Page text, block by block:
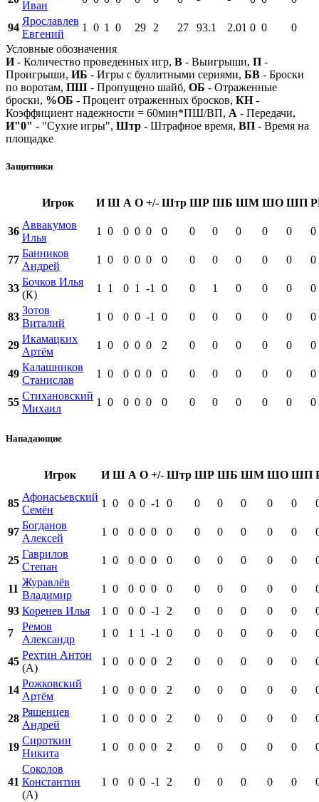
Иван
94
Ярославлев
Евгений
1 0 1 0 29 2 27 93.1 2.01 0 0
0
Условные обозначения
И- Количество проведенных игр, В - Выигрыши, П -
Проигрыши, ИБ - Игры с буллитными сериями, БВ - Броски
по воротам, ПШ - Пропущено шайб, ОБ - Отраженные
броски, %ОБ - Процент отраженных бросков, КН-
Коэффициент надежности = 60мин*ПШ/ВП, А - Передачи,
И"0" - "Сухие игры", Штр - Штрафное время, ВП - Время на
площадке
Защитники
Игрок И Ш А О +/- Штр ШР ШБ ШМ ШО ШП
36
Аввакумов
Илья
1 0 0 0 0 0 0 0 0 0 0 0
77
Банников
Андрей
1 0 0 0 0 0 0 0 0 0 0 0
33
Бочков Илья
(К)
1 1 0 1 -1 0 0 1 0 0 0 0
83
Зотов
Виталий
1 0 0 0 -1 0 0 0 0 0 0 0
29
Икамацких
Артём
1 0 0 0 0 2 0 0 0 0 0 0
49
Калашников
Станислав
1 0 0 0 0 0 0 0 0 0 0 0
55
Стихановский
Михаил
1 0 0 0 0 0 0 0 0 0 0 0
Нападающие
Игрок И Ш А О +/- Штр ШР ШБ ШМ ШО ШП
85
Афонасьевский
Семён
1 0 0 0 -1 0 0 0 0 0 0
97
Богданов
Алексей
1 0 0 0 0 0 0 0 0 0 0
25
Гаврилов
Степан
1 0 0 0 0 0 0 0 0 0 0
11
Журавлёв
Владимир
1 0 0 0 0 0 0 0 0 0 0
93 Коренев Илья 1 0 0 0 -1 2 0 0 0 0 0
7
Ремов
Александр
1 0 1 1 -1 0 0 0 0 0 0
45
Рехтин Антон
(А)
1 0 0 0 0 2 0 0 0 0 0
14
Рожковский
Артём
1 0 0 0 0 2 0 0 0 0 0
28
Ряшенцев
Андрей
1 0 0 0 0 2 0 0 0 0 0
19
Сироткин
Никита
1 0 0 0 0 2 0 0 0 0 0
41
Соколов
Константин
(А)
1 0 0 0 -1 2 0 0 0 0 0